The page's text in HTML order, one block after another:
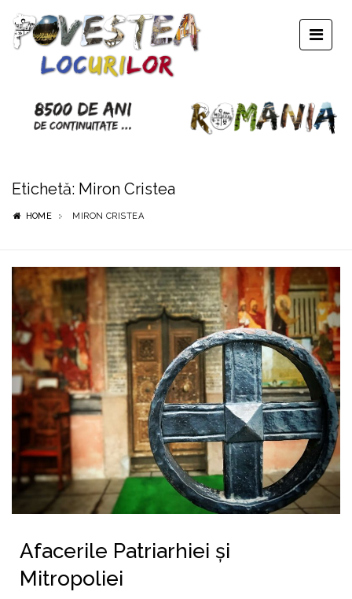
Etichetă: Miron Cristea
HOME MIRON CRISTEA
Afacerile Patriarhiei și
Mitropoliei